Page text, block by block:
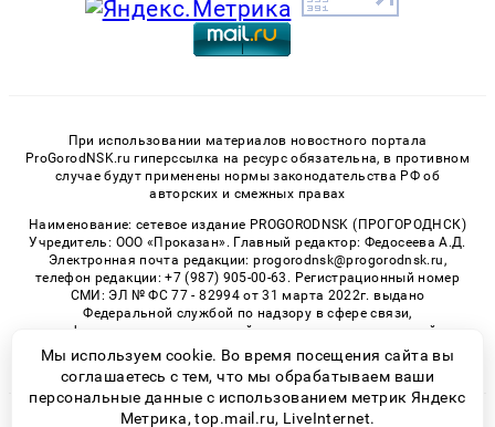
При использовании материалов новостного портала
ProGorodNSK.ru гиперссылка на ресурс обязательна, в противном
случае будут применены нормы законодательства РФ об
авторских и смежных правах
Наименование: сетевое издание PROGORODNSK (ПРОГОРОДНСК)
Учредитель: ООО «Проказан». Главный редактор: Федосеева А.Д.
Электронная почта редакции: progorodnsk@progorodnsk.ru,
телефон редакции: +7 (987) 905-00-63. Регистрационный номер
СМИ: ЭЛ № ФС 77 - 82994 от 31 марта 2022г. выдано
Федеральной службой по надзору в сфере связи,
информационных технологий и массовых коммуникаций.
Возрастная категория сайта 16+.
© 2026 «progorodnsk» | Все права защищены
Мы используем cookie. Во время посещения сайта вы
соглашаетесь с тем, что мы обрабатываем ваши
персональные данные с использованием метрик Яндекс
Метрика, top.mail.ru, LiveInternet.